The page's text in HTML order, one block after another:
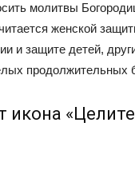
молитвы
женской
и защите детей,
продолжительных
икона